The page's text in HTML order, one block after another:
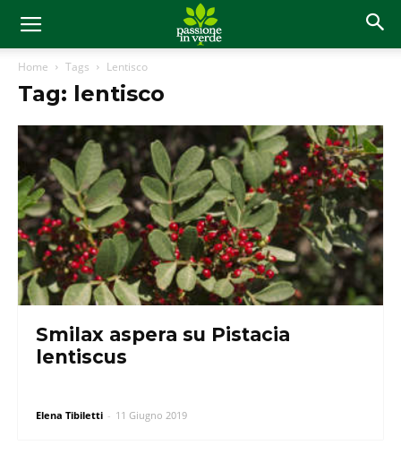
Home Tags Lentisco
Tag: lentisco
Smilax aspera su Pistacia
lentiscus
Elena Tibiletti - 11 Giugno 2019